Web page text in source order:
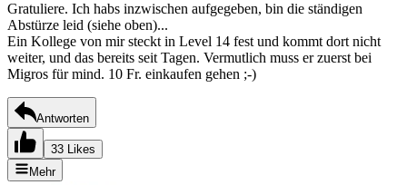
Gratuliere. Ich habs inzwischen aufgegeben, bin die ständigen
Abstürze leid (siehe oben)...
Ein Kollege von mir steckt in Level 14 fest und kommt dort nicht
weiter, und das bereits seit Tagen. Vermutlich muss er zuerst bei
Migros für mind. 10 Fr. einkaufen gehen ;-)
Antworten
33 Likes
Mehr